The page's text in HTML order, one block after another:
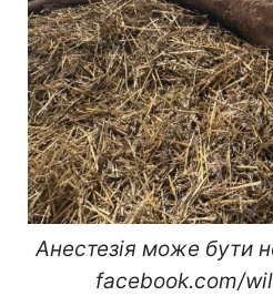
Анестезія може бути
facebook.com/